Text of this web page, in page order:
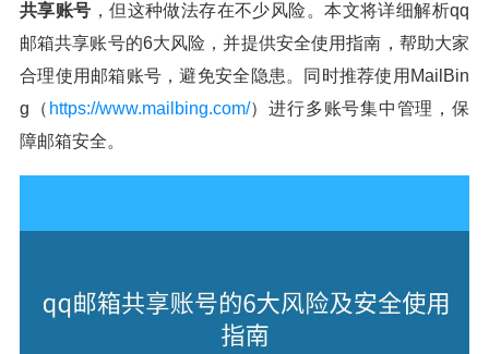
共享账号 ，但这种做法存在不少风险。本文将详细解析qq
邮箱共享账号的6大风险，并提供安全使用指南，帮助大家
合理使用邮箱账号，避免安全隐患。同时推荐使用MailBin
g（ https://www.mailbing.com/）进行多账号集中管理，保
障邮箱安全。